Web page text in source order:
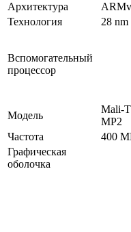
Архитектура
Технология
28 nm
Вспомогательный
процессор
Модель
Mali-
MP2
Частота
400
Графическая
оболочка